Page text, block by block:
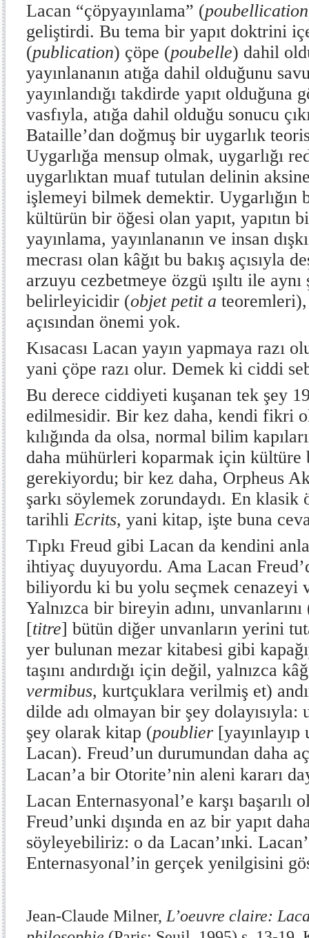
Lacan “çöpyayınlama” (poubellication
geliştirdi. Bu tema bir yapıt doktrini
(publication) çöpe (poubelle) dahil
yayınlananın atığa dahil olduğunu
yayınlandığı takdirde yapıt olduğuna
vasfıyla, atığa dahil olduğu sonucu
Bataille’dan doğmuş bir uygarlık
Uygarlığa mensup olmak, uygarlığı
uygarlıktan muaf tutulan delinin
işlemeyi bilmek demektir. Uygarlığın
kültürün bir öğesi olan yapıt, yapıtın
yayınlama, yayınlananın ve insan
mecrası olan kâğıt bu bakış açısıyla
arzuyu cezbetmeye özgü ışıltı ile
belirleyicidir (objet petit a
açısından önemi yok.
Kısacası Lacan yayın yapmaya razı
yani çöpe razı olur. Demek ki ciddi
Bu derece ciddiyeti kuşanan tek şey
edilmesidir. Bir kez daha, kendi fikri
kılığında da olsa, normal bilim
daha mühürleri koparmak için kültüre
gerekiyordu; bir kez daha, Orpheus
şarkı söylemek zorundaydı. En klasik
tarihliEcrits, yani kitap, işte buna
Tıpkı Freud gibi Lacan da kendini
ihtiyaç duyuyordu. Ama Lacan
biliyordu ki bu yolu seçmek cenazeyi
Yalnızca bir bireyin adını, unvanlarını
[titre] bütün diğer unvanların yerini
yer bulunan mezar kitabesi gibi
taşını andırdığı için değil, yalnızca
vermibus, kurtçuklara verilmiş et)
dilde adı olmayan bir şey dolayısıyla:
şey olarak kitap (poublier
Lacan). Freud’un durumundan daha
Lacan’a bir Otorite’nin aleni kararı
Lacan Enternasyonal’e karşı başarılı
Freud’unki dışında en az bir yapıt
söyleyebiliriz: o da Lacan’ınki.
Enternasyonal’in gerçek yenilgisini
Jean-Claude Milner, L’oeuvre claire: